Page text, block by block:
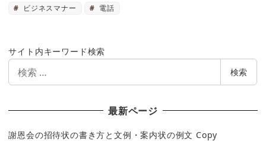
ビジネスマナー 電話
サイト内キーワード検索
索
検索
最新ページ
謝恩会の招待状の書き方と文例・案内状の例文 Copy